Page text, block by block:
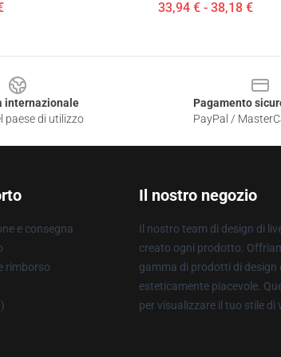
33,94 € - 38,18 €
internazionale
paese di utilizzo
Pagamento
PayPal /
e consegna
rimborso
Il nostro negozio
Il nostro team di design di
creato ogni prodotto.
gamma di prodotti di design
esteticamente piacevole.
per visualizzare il tuo stile di